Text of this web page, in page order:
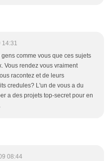
14:31
comme vous que ces sujets
Vous rendez vous vraiment
racontez et de leurs
credules? L'un de vous a du
a des projets top-secret pour en
08:44